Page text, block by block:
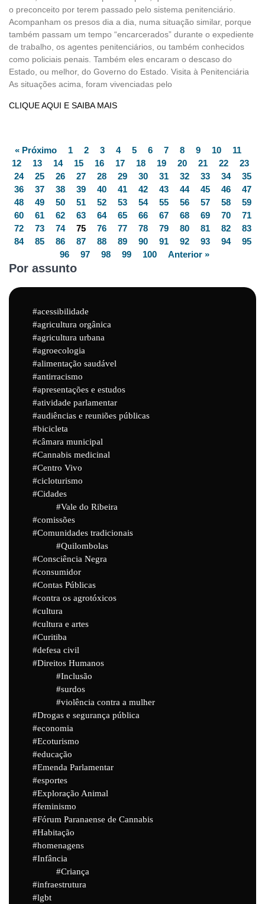
o preconceito por terem passado pelo sistema penitenciário.
Acompanham os presos dia a dia, numa situação similar, porque
também passam um tempo “encarcerados” durante o expediente
de trabalho, os agentes penitenciários, ou também conhecidos
como policiais penais. Também eles encaram o descaso do
Estado, ou melhor, do Governo do Estado. Visita à Penitenciária
As situações acima, foram vivenciadas pelo
CLIQUE AQUI E SAIBA MAIS
« Próximo 1 2 3 4 5 6 7 8 9 10
11
12
13 14 15 16 17 18 19 20 21 22
23
24
25 26 27 28 29 30 31 32 33 34
35
36
37 38 39 40 41 42 43 44 45 46
47
48
49 50 51 52 53 54 55 56 57 58
59
60
61 62 63 64 65 66 67 68 69 70
71
72
73 74 75 76 77 78 79 80 81 82
83
84
85 86 87 88 89 90 91 92 93 94
95
96
97 98 99 100 Anterior »
Por assunto
acessibilidade
agricultura orgânica
agricultura urbana
agroecologia
alimentação saudável
antirracismo
apresentações e estudos
atividade parlamentar
audiências e reuniões públicas
bicicleta
câmara municipal
Cannabis medicinal
Centro Vivo
cicloturismo
Cidades
Vale do Ribeira
comissões
Comunidades tradicionais
Quilombolas
Consciência Negra
consumidor
Contas Públicas
contra os agrotóxicos
cultura
cultura e artes
Curitiba
defesa civil
Direitos Humanos
Inclusão
surdos
violência contra a mulher
Drogas e segurança pública
economia
Ecoturismo
educação
Emenda Parlamentar
esportes
Exploração Animal
feminismo
Fórum Paranaense de Cannabis
Habitação
homenagens
Infância
Criança
infraestrutura
lgbt